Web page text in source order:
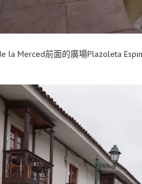
la Merced前面的廣場Plazoleta